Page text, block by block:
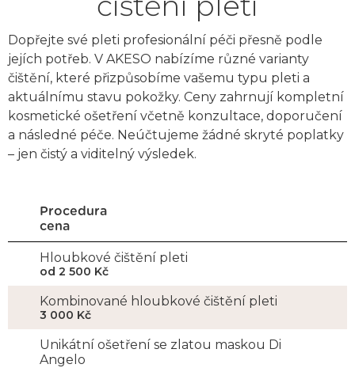
Dopřejte své pleti profesionální péči přesně podle
jejích potřeb. V AKESO nabízíme různé varianty
čištění, které přizpůsobíme vašemu typu pleti a
aktuálnímu stavu pokožky. Ceny zahrnují kompletní
kosmetické ošetření včetně konzultace, doporučení
a následné péče. Neúčtujeme žádné skryté poplatky
– jen čistý a viditelný výsledek.
Procedura
cena
Hloubkové čištění pleti
od 2 500 Kč
Kombinované hloubkové čištění pleti
3 000 Kč
Unikátní ošetření se zlatou maskou Di
Angelo